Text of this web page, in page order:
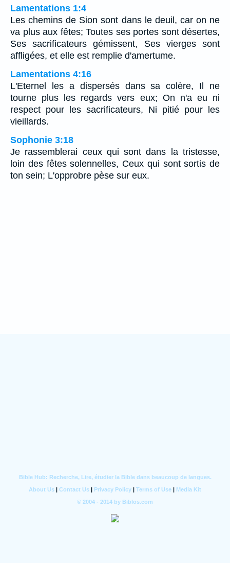
Lamentations 1:4
Les chemins de Sion sont dans le deuil, car on ne
va plus aux fêtes; Toutes ses portes sont désertes,
Ses sacrificateurs gémissent, Ses vierges sont
affligées, et elle est remplie d'amertume.
Lamentations 4:16
L'Eternel les a dispersés dans sa colère, Il ne
tourne plus les regards vers eux; On n'a eu ni
respect pour les sacrificateurs, Ni pitié pour les
vieillards.
Sophonie 3:18
Je rassemblerai ceux qui sont dans la tristesse,
loin des fêtes solennelles, Ceux qui sont sortis de
ton sein; L'opprobre pèse sur eux.